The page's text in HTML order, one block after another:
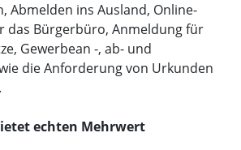
Abmelden ins Ausland, Online-
das Bürgerbüro, Anmeldung für
Gewerbean -, ab- und
die Anforderung von Urkunden
echten Mehrwert